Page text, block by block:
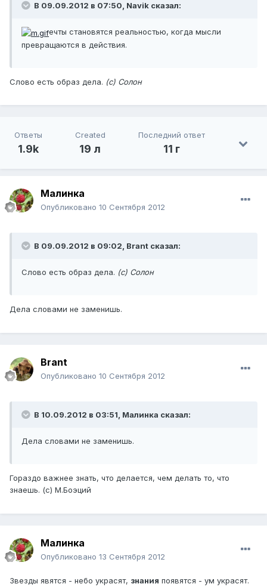
В 09.09.2012 в 07:50, Navik сказал:
ечты становятся реальностью, когда мысли
превращаются в действия.
Слово есть образ дела. (с) Солон
Ответы
1.9k
Created
19 л
Последний ответ
11 г
Малинка
Опубликовано 10 Сентября 2012
В 09.09.2012 в 09:02, Brant сказал:
Слово есть образ дела. (с) Солон
Дела словами не заменишь.
Brant
Опубликовано 10 Сентября 2012
В 10.09.2012 в 03:51, Малинка сказал:
Дела словами не заменишь.
Гораздо важнее знать, что делается, чем делать то, что
знаешь. (с) М.Боэций
Малинка
Опубликовано 13 Сентября 2012
Звезды явятся - небо украсят, знания появятся - ум украсят.